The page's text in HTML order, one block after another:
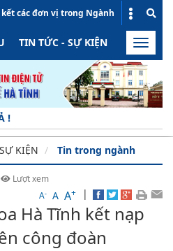
kết các đơn vị trong Ngành
TIN TỨC - SỰ KIỆN HOẠT
Toggle
KIỆN Tin trong ngành
Lượt xem
A- A A+ |
Hà Tĩnh kết nạp
công đoàn